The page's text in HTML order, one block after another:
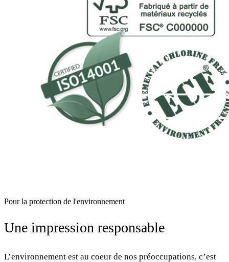
Pour la protection de l'environnement
Une impression responsable
L’environnement est au coeur de nos préoccupations, c’est